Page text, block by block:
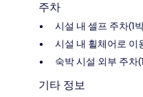
주차
시설 내 셀프 주차(1
시설 내 휠체어로 이
숙박 시설 외부 주차
기타 정보